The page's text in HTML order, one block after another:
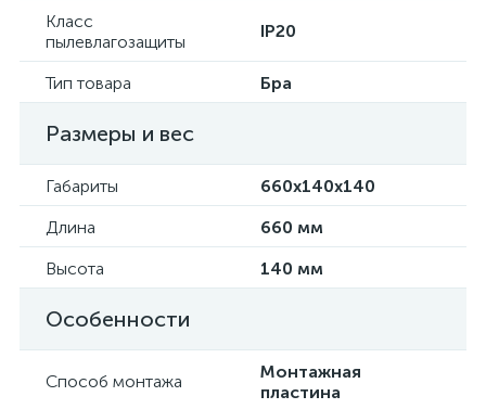
Класс
пылевлагозащиты
IP20
Тип товара Бра
Размеры и вес
Габариты
660х140х140
Длина
660 мм
Высота
140 мм
Особенности
Способ монтажа
Монтажная
пластина